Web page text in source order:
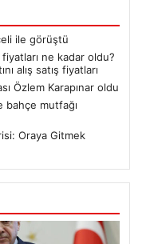
ile görüştü
ne kadar oldu?
alış satış fiyatları
Özlem Karapınar oldu
bahçe mutfağı
Oraya Gitmek